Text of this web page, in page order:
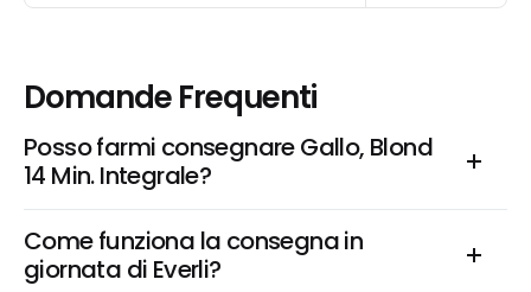
Domande Frequenti
Posso farmi consegnare Gallo, Blond
14 Min. Integrale?
Come funziona la consegna in
giornata di Everli?